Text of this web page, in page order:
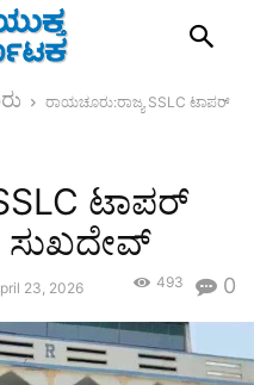
ರಾಯಚೂರು:ರಾಜ್ಯ SSLC ಟಾಪರ್
ಟಾಪರ್
ಸುಖದೇವ್
23, 2026 0
493